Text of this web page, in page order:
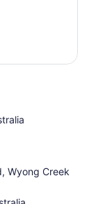
Wyong Creek